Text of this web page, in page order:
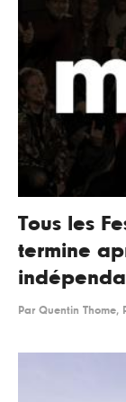
Tous les
termine
Par Quentin Thome,